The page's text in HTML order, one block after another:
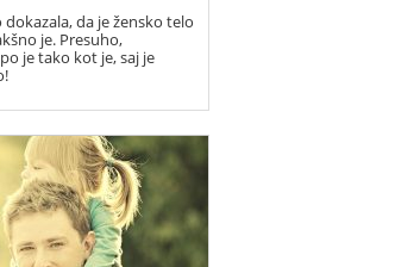
da je žensko telo
je. Presuho,
je tako kot je, saj je